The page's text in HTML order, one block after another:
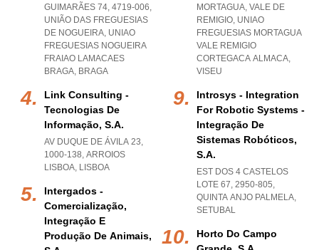
GUIMARÃES 74, 4719-006,
UNIÃO DAS FREGUESIAS
DE NOGUEIRA, UNIAO
FREGUESIAS NOGUEIRA
FRAIAO LAMACAES
BRAGA, BRAGA
Link Consulting -
Tecnologias De
Informação, S.a.
AV DUQUE DE ÁVILA 23,
1000-138, ARROIOS
LISBOA, LISBOA
Intergados -
Comercialização,
Integração E
Produção De Animais,
MORTAGUA, VALE DE
REMIGIO, UNIAO
FREGUESIAS MORTAGUA
VALE REMIGIO
CORTEGACA ALMACA,
VISEU
Introsys - Integration
For Robotic Systems -
Integração De
Sistemas Robóticos,
S.a.
EST DOS 4 CASTELOS
LOTE 67, 2950-805,
QUINTA ANJO PALMELA,
SETUBAL
Horto Do Campo